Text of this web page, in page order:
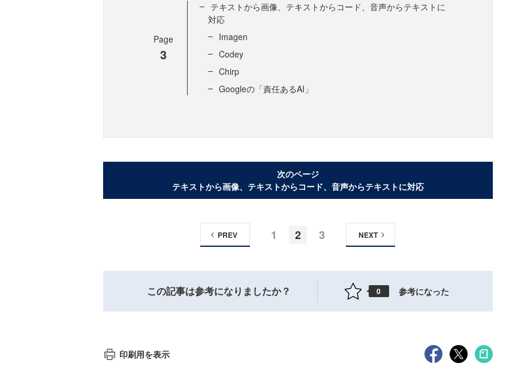
Page
3
テキストから画像、テキストからコード、音声からテキストに
対応
Imagen
Codey
Chirp
Googleの「責任あるAI」
次のページ
テキストから画像、テキストからコード、音声からテキストに対応
1 2 3
PREV NEXT
この記事は参考になりましたか？ 0 参考になった
印刷用を表示